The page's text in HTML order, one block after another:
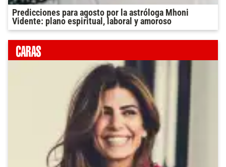
Predicciones para agosto por la astróloga Mhoni
Vidente: plano espiritual, laboral y amoroso